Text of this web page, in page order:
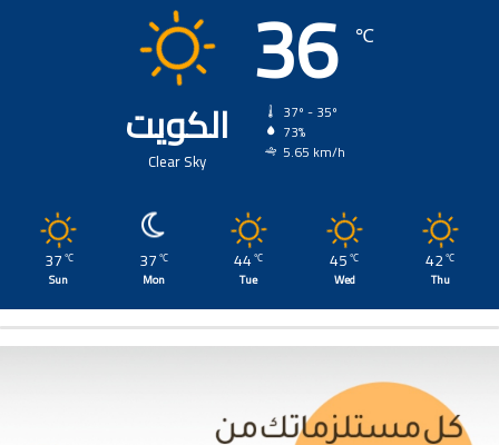
الكويت
Clear Sky
36 ℃
37º - 35º
73%
5.65 km/h
37 ℃
Sun
37 ℃
Mon
44℃
Tue
45 ℃
Wed
42℃
Thu